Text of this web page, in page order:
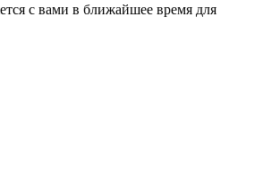
с вами в ближайшее время для